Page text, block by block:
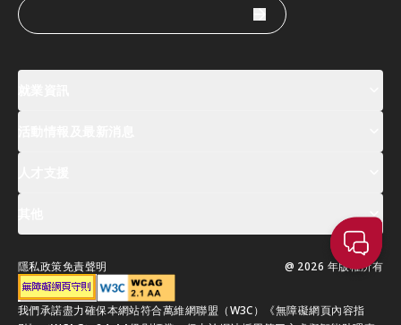
薪酬指數
全球人才高峰會周
聯絡我們
支援服務
移居香港指南
隱私政策免責聲明 @ 2026 年版權所有
我們承諾盡力確保本網站符合萬維網聯盟（W3C）《無障礙網頁內容指